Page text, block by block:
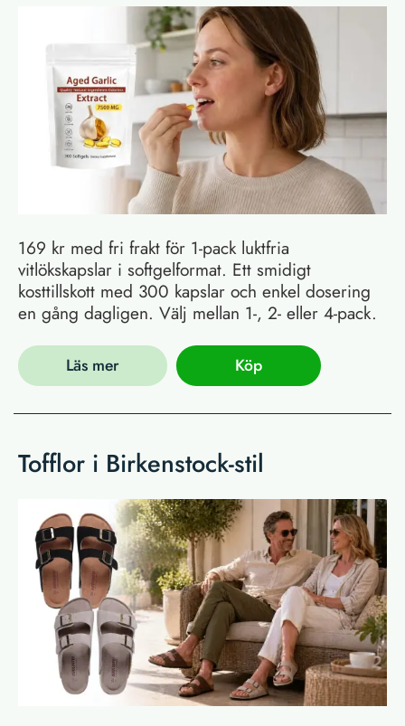
169 kr med fri frakt för 1-pack luktfria
vitlökskapslar i softgelformat. Ett smidigt
kosttillskott med 300 kapslar och enkel dosering
en gång dagligen. Välj mellan 1-, 2- eller 4-pack.
Läs mer Köp
Tofflor i Birkenstock-stil